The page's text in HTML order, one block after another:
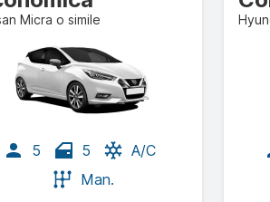
Micra o simile
5 5
A/C
Man.